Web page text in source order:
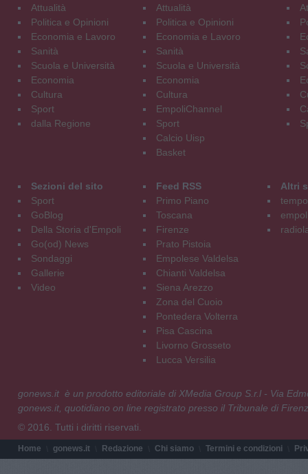
Attualità
Politica e Opinioni
Economia e Lavoro
Sanità
Scuola e Università
Economia
Cultura
Sport
dalla Regione
Attualità
Politica e Opinioni
Economia e Lavoro
Sanità
Scuola e Università
Economia
Cultura
EmpoliChannel
Sport
Calcio Uisp
Basket
Sezioni del sito
Sport
GoBlog
Della Storia d'Empoli
Go(od) News
Sondaggi
Gallerie
Video
Feed RSS
Primo Piano
Toscana
Firenze
Prato Pistoia
Empolese Valdelsa
Chianti Valdelsa
Siena Arezzo
Zona del Cuoio
Pontedera Volterra
Pisa Cascina
Livorno Grosseto
Lucca Versilia
Altri
gonews.it è un prodotto editoriale di XMedia Group S.r.l - Via
gonews.it, quotidiano on line registrato presso il Tribunale di
© 2016. Tutti i diritti riservati.
Home gonews.it Redazione Chi siamo Termini e condizioni